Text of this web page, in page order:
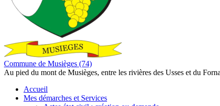
Commune de Musièges (74)
Au pied du mont de Musièges, entre les rivières des Usses et du
Accueil
Mes démarches et Services